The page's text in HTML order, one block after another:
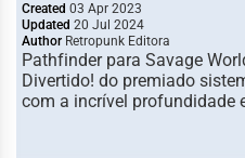
Created 03 Apr 2023
Updated 20 Jul 2024
Author Retropunk Editora
Pathfinder para Savage
Divertido! do premiado
com a incrível profundidade